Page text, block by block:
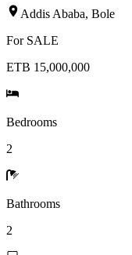
Addis Ababa, Bole
For SALE
ETB 15,000,000
Bedrooms
2
Bathrooms
2